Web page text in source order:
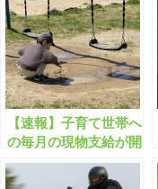
【速報】子育て世帯へ
の毎月の現物支給が開
始します！